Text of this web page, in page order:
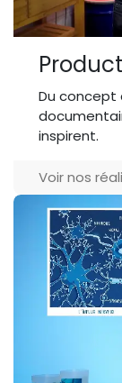
Du concept
inspirent.
Voir nos